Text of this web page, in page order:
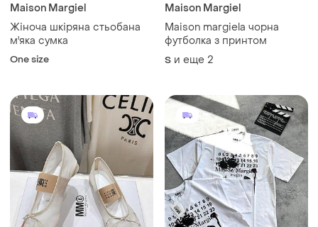
Maison Margiel
Жіноча шкіряна стьобана
м'яка сумка
One size
Maison Margiel
Maison margiela чорна
футболка з принтом
S и еще 2